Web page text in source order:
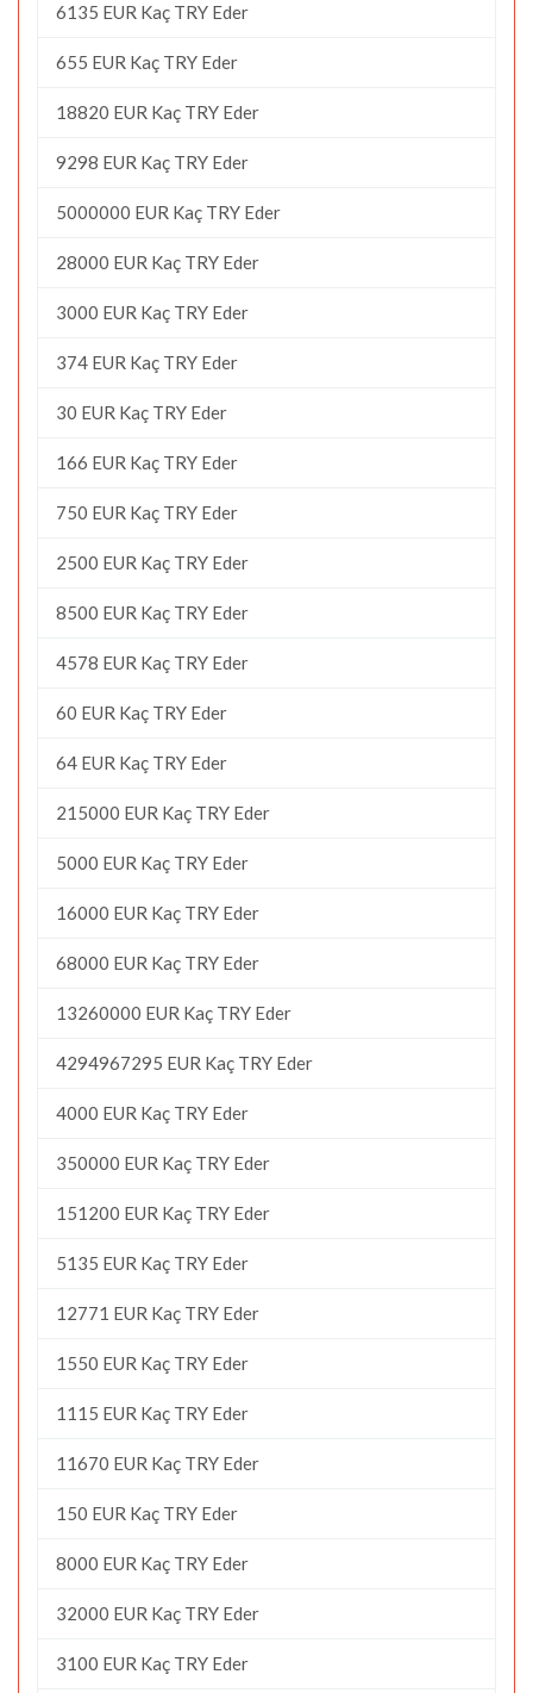
6135 EUR Kaç TRY Eder
655 EUR Kaç TRY Eder
18820 EUR Kaç TRY Eder
9298 EUR Kaç TRY Eder
5000000 EUR Kaç TRY Eder
28000 EUR Kaç TRY Eder
3000 EUR Kaç TRY Eder
374 EUR Kaç TRY Eder
30 EUR Kaç TRY Eder
166 EUR Kaç TRY Eder
750 EUR Kaç TRY Eder
2500 EUR Kaç TRY Eder
8500 EUR Kaç TRY Eder
4578 EUR Kaç TRY Eder
60 EUR Kaç TRY Eder
64 EUR Kaç TRY Eder
215000 EUR Kaç TRY Eder
5000 EUR Kaç TRY Eder
16000 EUR Kaç TRY Eder
68000 EUR Kaç TRY Eder
13260000 EUR Kaç TRY Eder
4294967295 EUR Kaç TRY Eder
4000 EUR Kaç TRY Eder
350000 EUR Kaç TRY Eder
151200 EUR Kaç TRY Eder
5135 EUR Kaç TRY Eder
12771 EUR Kaç TRY Eder
1550 EUR Kaç TRY Eder
1115 EUR Kaç TRY Eder
11670 EUR Kaç TRY Eder
150 EUR Kaç TRY Eder
8000 EUR Kaç TRY Eder
32000 EUR Kaç TRY Eder
3100 EUR Kaç TRY Eder